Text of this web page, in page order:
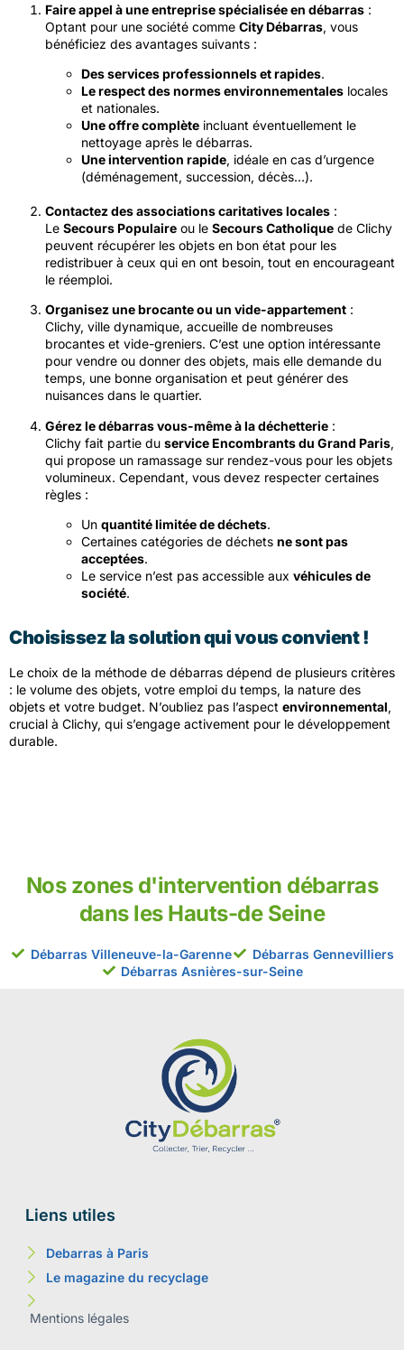
Faire appel à une entreprise spécialisée en débarras :
Optant pour une société comme City Débarras, vous
bénéficiez des avantages suivants :
Des services professionnels et rapides.
Le respect des normes environnementales locales
et nationales.
Une offre complète incluant éventuellement le
nettoyage après le débarras.
Une intervention rapide, idéale en cas d’urgence
(déménagement, succession, décès…).
Contactez des associations caritatives locales :
Le Secours Populaire ou le Secours Catholique de Clichy
peuvent récupérer les objets en bon état pour les
redistribuer à ceux qui en ont besoin, tout en encourageant
le réemploi.
Organisez une brocante ou un vide-appartement :
Clichy, ville dynamique, accueille de nombreuses
brocantes et vide-greniers. C’est une option intéressante
pour vendre ou donner des objets, mais elle demande du
temps, une bonne organisation et peut générer des
nuisances dans le quartier.
Gérez le débarras vous-même à la déchetterie :
Clichy fait partie du service Encombrants du Grand Paris,
qui propose un ramassage sur rendez-vous pour les objets
volumineux. Cependant, vous devez respecter certaines
règles :
Un quantité limitée de déchets.
Certaines catégories de déchets ne sont pas
acceptées.
Le service n’est pas accessible aux véhicules de
société.
Choisissez la solution qui vous convient !
Le choix de la méthode de débarras dépend de plusieurs critères
: le volume des objets, votre emploi du temps, la nature des
objets et votre budget. N’oubliez pas l’aspect environnemental,
crucial à Clichy, qui s’engage activement pour le développement
durable.
Nos zones d'intervention débarras
dans les Hauts-de Seine
Débarras Villeneuve-la-Garenne
Débarras Gennevilliers
Débarras Asnières-sur-Seine
Liens utiles
Debarras à Paris
Le magazine du recyclage
Mentions légales